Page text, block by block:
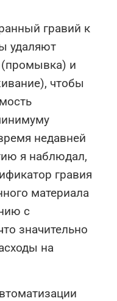
гравий к
удаляют
(промывка) и
чтобы
недавней
я наблюдал,
гравия
материала
с
значительно
на